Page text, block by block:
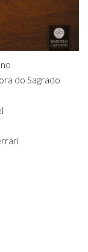
do Sagrado